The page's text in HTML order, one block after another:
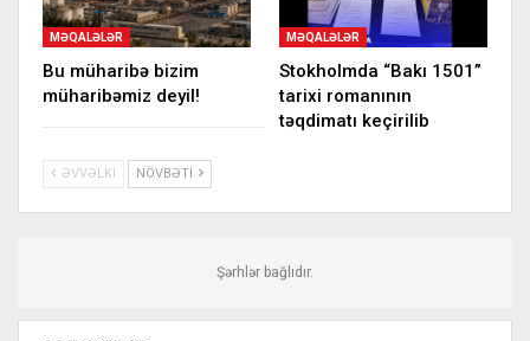
MƏQALƏLƏR
Bu müharibə bizim
müharibəmiz deyil!
MƏQALƏLƏR
Stokholmda “Bakı 1501”
tarixi romanının
təqdimatı keçirilib
ƏVVƏLKI NÖVBƏTI
Şərhlər bağlıdır.